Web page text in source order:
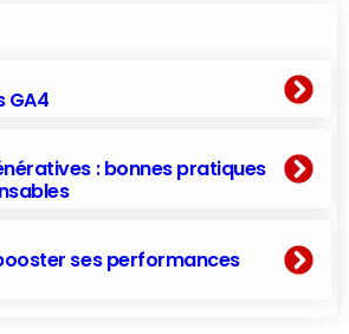
GA4
: bonnes pratiques
ses performances